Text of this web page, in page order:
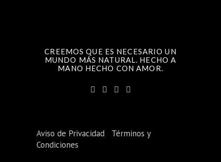
CREEMOS QUE ES NECESARIO UN
MUNDO MÁS NATURAL. HECHO A
MANO HECHO CON AMOR.
Aviso de Privacidad | Términos y
Condiciones